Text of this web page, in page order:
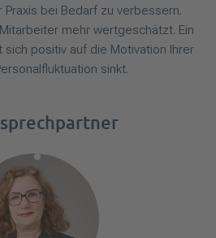
Praxis bei Bedarf zu verbessern.
mehr wertgeschätzt. Ein
positiv auf die Motivation Ihrer
sinkt.